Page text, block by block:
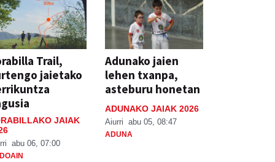
Trail,
jaietako
JAIAK
abu 06, 07:00
Adunako jaien
lehen txanpa,
asteburu honetan
ADUNAKO JAIAK 2026
Aiurri abu 05, 08:47
ADUNA